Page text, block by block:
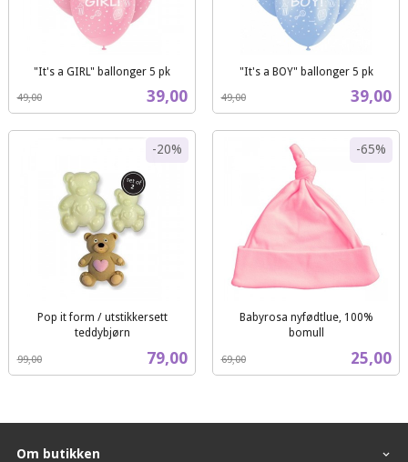
"It's a GIRL" ballonger 5 pk
Tilbud
39,00
49,00
mva.
"It's a BOY" ballonger 5 pk
Tilbud
39,00
49,00
mva.
Pop it form / utstikkersett
teddybjørn
Tilbud
79,00
99,00
-20%
mva.
Babyrosa nyfødtlue, 100%
bomull
Tilbud
25,00
69,00
-65%
mva.
Om butikken